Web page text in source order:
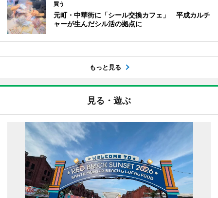
買う
元町・中華街に「シール交換カフェ」 平成カルチ
ャーが生んだシル活の拠点に
もっと見る
見る・遊ぶ